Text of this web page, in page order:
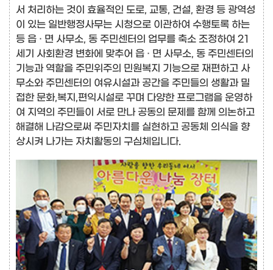
서 처리하는 것이 효율적인 도로, 교통, 건설, 환경 등 광역성
이 있는 일반행정사무는 시청으로 이관하여 수행토록 하는
등 읍 · 면 사무소, 동 주민센터의 업무를 축소 조정하여 21
세기 사회환경 변화에 맞추어 읍 · 면 사무소, 동 주민센터의
기능과 역할을 주민위주의 민원복지 기능으로 재편하고 사
무소와 주민센터의 여유시설과 공간을 주민들의 생활과 밀
접한 문화,복지,편익시설로 꾸며 다양한 프로그램을 운영하
여 지역의 주민들이 서로 만나 공동의 문제를 함께 의논하고
해결해 나감으로써 주민자치를 실현하고 공동체 의식을 향
상시켜 나가는 자치활동의 구심체입니다.